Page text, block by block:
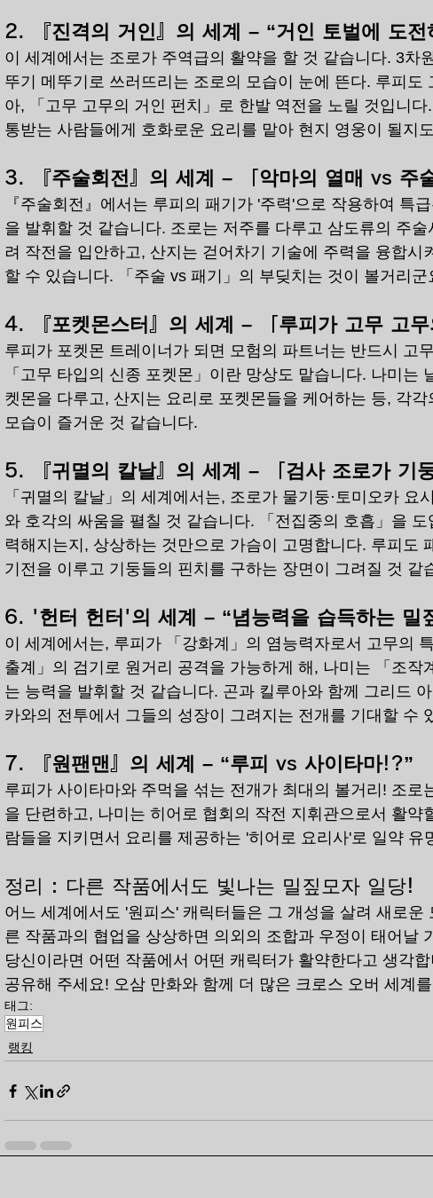
2. 『진격의 거인』의 세계 – “거인 토벌에 도
이 세계에서는 조로가 주역급의 활약을 할 것 같습니다. 3차
뚜기 메뚜기로 쓰러뜨리는 조로의 모습이 눈에 뜬다. 루피도
아, 「고무 고무의 거인 펀치」로 한발 역전을 노릴 것입니
통받는 사람들에게 호화로운 요리를 맡아 현지 영웅이 될지
3. 『주술회전』의 세계 – 「악마의 열매 vs 주
『주술회전』에서는 루피의 패기가 '주력'으로 작용하여 특
을 발휘할 것 같습니다. 조로는 저주를 다루고 삼도류의 주
려 작전을 입안하고, 산지는 걷어차기 기술에 주력을 융합시
할 수 있습니다. 「주술 vs 패기」의 부딪치는 것이 볼거리군
4. 『포켓몬스터』의 세계 – 「루피가 고무 고
루피가 포켓몬 트레이너가 되면 모험의 파트너는 반드시 고
「고무 타입의 신종 포켓몬」이란 망상도 맡습니다. 나미는
켓몬을 다루고, 산지는 요리로 포켓몬들을 케어하는 등, 각
모습이 즐거운 것 같습니다.
5. 『귀멸의 칼날』의 세계 – 「검사 조로가 기
「귀멸의 칼날」의 세계에서는, 조로가 물기둥·토미오카 요
와 호각의 싸움을 펼칠 것 같습니다. 「전집중의 호흡」을
력해지는지, 상상하는 것만으로 가슴이 고명합니다. 루피도
기전을 이루고 기둥들의 핀치를 구하는 장면이 그려질 것 같
6. '헌터 헌터'의 세계 – “념능력을 습득하는 밀
이 세계에서는, 루피가 「강화계」의 염능력자로서 고무의
출계」의 검기로 원거리 공격을 가능하게 해, 나미는 「조작
는 능력을 발휘할 것 같습니다. 곤과 킬루아와 함께 그리드
카와의 전투에서 그들의 성장이 그려지는 전개를 기대할 수
7. 『원팬맨』의 세계 – “루피 vs 사이타마!?”
루피가 사이타마와 주먹을 섞는 전개가 최대의 볼거리! 조로
을 단련하고, 나미는 히어로 협회의 작전 지휘관으로서 활약
람들을 지키면서 요리를 제공하는 '히어로 요리사'로 일약 유
정리 : 다른 작품에서도 빛나는 밀짚모자 일당!
어느 세계에서도 '원피스' 캐릭터들은 그 개성을 살려 새로
른 작품과의 협업을 상상하면 의외의 조합과 우정이 태어날
당신이라면 어떤 작품에서 어떤 캐릭터가 활약한다고 생각
공유해 주세요! 오삼 만화와 함께 더 많은 크로스 오버 세계
태그:
원피스
랭킹